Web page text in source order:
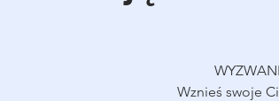
Wznieś swoje